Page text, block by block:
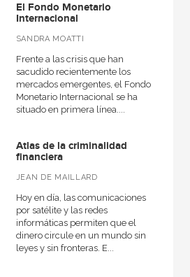
El Fondo Monetario
Internacional
SANDRA MOATTI
Frente a las crisis que han
sacudido recientemente los
mercados emergentes, el Fondo
Monetario Internacional se ha
situado en primera línea....
Atlas de la criminalidad
financiera
JEAN DE MAILLARD
Hoy en día, las comunicaciones
por satélite y las redes
informáticas permiten que el
dinero circule en un mundo sin
leyes y sin fronteras. E...